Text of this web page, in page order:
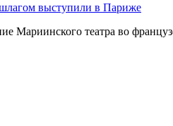
выступили в Париже
Мариинского театра во